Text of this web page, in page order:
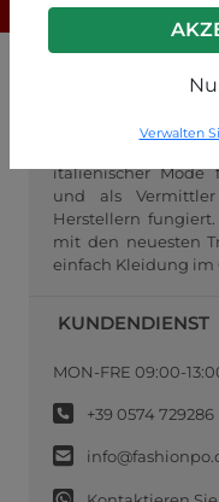
Verwalten
GROSSHANDEL
FashionPo.com
italienischer Mode
und als
Herstellern
mit den neuesten
einfach Kleidung im
KUNDENDIENST
MON-FRE 09:00-
+39 0574 729286